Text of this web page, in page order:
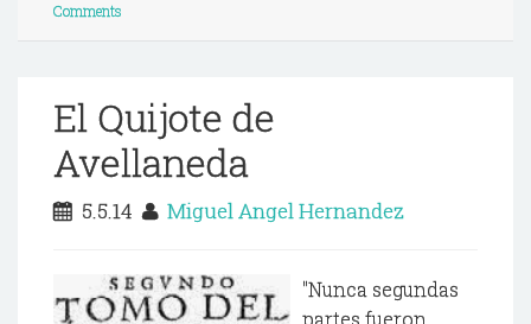
Comments
El Quijote de
Avellaneda
5.5.14 Miguel Angel Hernandez
"Nunca segundas
partes fueron